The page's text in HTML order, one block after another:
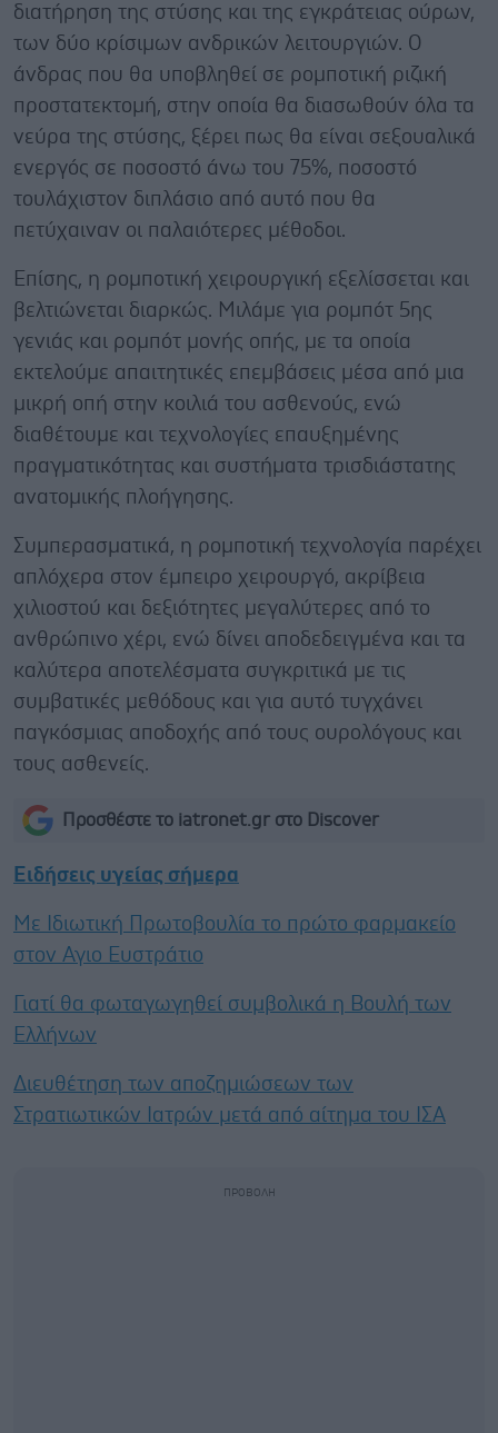
διατήρηση της στύσης και της εγκράτειας ούρων,
των δύο κρίσιμων ανδρικών λειτουργιών. Ο
άνδρας που θα υποβληθεί σε ρομποτική ριζική
προστατεκτομή, στην οποία θα διασωθούν όλα τα
νεύρα της στύσης, ξέρει πως θα είναι σεξουαλικά
ενεργός σε ποσοστό άνω του 75%, ποσοστό
τουλάχιστον διπλάσιο από αυτό που θα
πετύχαιναν οι παλαιότερες μέθοδοι.
Επίσης, η ρομποτική χειρουργική εξελίσσεται και
βελτιώνεται διαρκώς. Μιλάμε για ρομπότ 5ης
γενιάς και ρομπότ μονής οπής, με τα οποία
εκτελούμε απαιτητικές επεμβάσεις μέσα από μια
μικρή οπή στην κοιλιά του ασθενούς, ενώ
διαθέτουμε και τεχνολογίες επαυξημένης
πραγματικότητας και συστήματα τρισδιάστατης
ανατομικής πλοήγησης.
Συμπερασματικά, η ρομποτική τεχνολογία παρέχει
απλόχερα στον έμπειρο χειρουργό, ακρίβεια
χιλιοστού και δεξιότητες μεγαλύτερες από το
ανθρώπινο χέρι, ενώ δίνει αποδεδειγμένα και τα
καλύτερα αποτελέσματα συγκριτικά με τις
συμβατικές μεθόδους και για αυτό τυγχάνει
παγκόσμιας αποδοχής από τους ουρολόγους και
τους ασθενείς.
Προσθέστε το iatronet.gr στο Discover
Ειδήσεις υγείας σήμερα
Με Ιδιωτική Πρωτοβουλία το πρώτο φαρμακείο
στον Αγιο Ευστράτιο
Γιατί θα φωταγωγηθεί συμβολικά η Βουλή των
Ελλήνων
Διευθέτηση των αποζημιώσεων των
Στρατιωτικών Ιατρών μετά από αίτημα του ΙΣΑ